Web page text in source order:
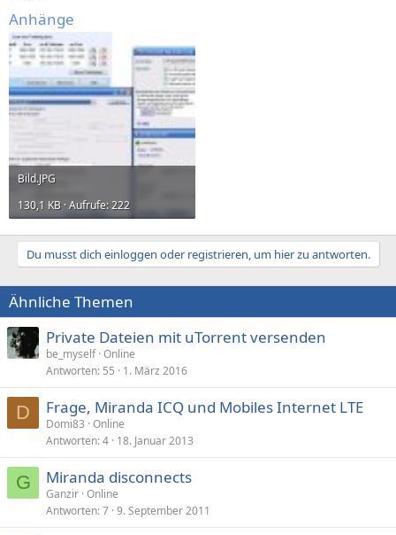
Anhänge
Bild.JPG
130,1 KB · Aufrufe: 222
Du musst dich einloggen oder registrieren, um hier zu antworten.
Ähnliche Themen
Private Dateien mit uTorrent versenden
be_myself Online
Antworten 55 1. März 2016
D Frage, Miranda ICQ und Mobiles Internet LTE
Domi83 Online
Antworten 4 18. Januar 2013
G Miranda disconnects
Ganzir Online
Antworten 7 9. September 2011